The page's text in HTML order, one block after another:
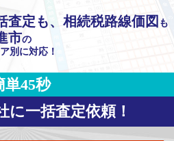
査定も、相続税路線価図 も
市の
別に対応！
単45秒
に一括査定依頼！